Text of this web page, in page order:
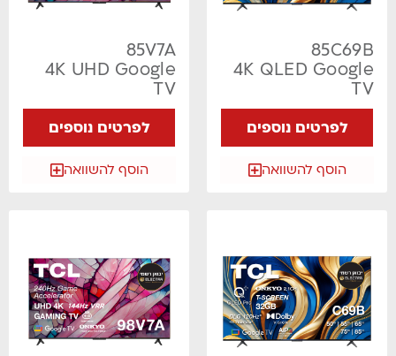
85C69B
4K QLED Google
TV
לפרטים נוספים
הוסף להשוואה
85V7A
4K UHD Google
TV
לפרטים נוספים
הוסף להשוואה